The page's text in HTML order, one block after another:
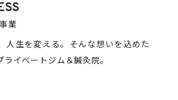
業
人生を変える。そんな想いを込めた
イベートジム＆鍼灸院。